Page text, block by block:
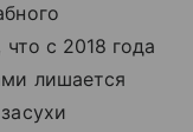
с 2018 года
лишается